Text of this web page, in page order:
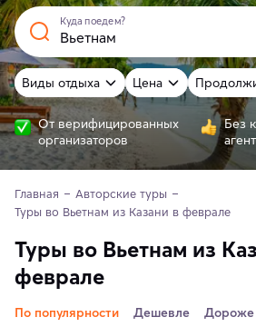
Куда поедем?
Виды отдыха Цена
От верифицированных
организаторов
Без
Главная
Авторские туры
Туры во Вьетнам из Казани в феврале
Туры во Вьетнам из
феврале
По популярности Дешевле Дороже